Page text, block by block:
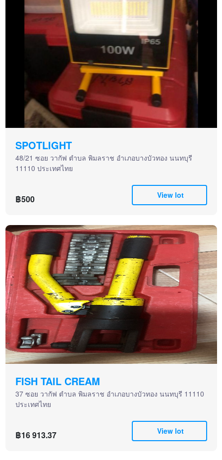
SPOTLIGHT
48/21 ซอย วากัฟ ตำบล พิมลราช อำเภอบางบัวทอง นนทบุรี
11110 ประเทศไทย
฿500 View lot
FISH TAIL CREAM
37 ซอย วากัฟ ตำบล พิมลราช อำเภอบางบัวทอง นนทบุรี 11110
ประเทศไทย
฿16 913.37 View lot